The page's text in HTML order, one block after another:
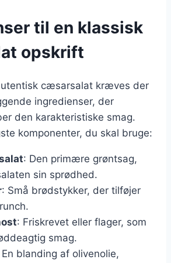
til en klassisk
opskrift
cæsarsalat kræves der
ingredienser, der
den karakteristiske smag.
komponenter, du skal bruge:
: Den primære grøntsag,
sin sprødhed.
: Små brødstykker, der tilføjer
: Friskrevet eller flager, som
smag.
En blanding af olivenolie,